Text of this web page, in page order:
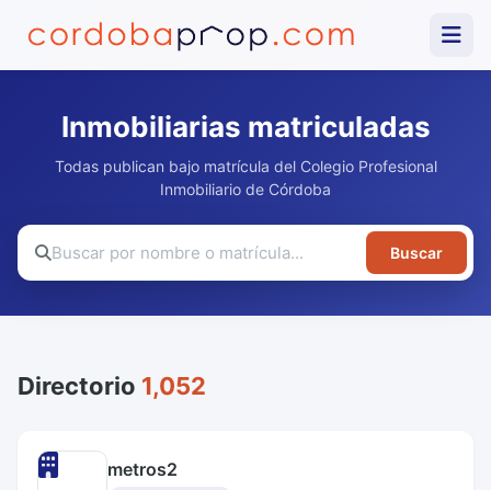
Inmobiliarias matriculadas
Todas publican bajo matrícula del Colegio Profesional
Inmobiliario de Córdoba
Buscar
Directorio 1,052
metros2